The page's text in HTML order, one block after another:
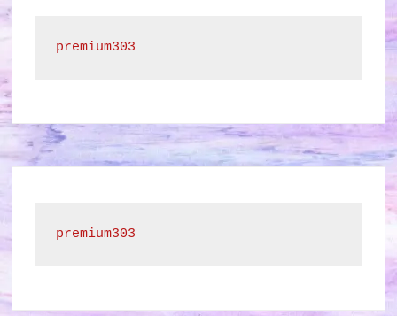
premium303
premium303